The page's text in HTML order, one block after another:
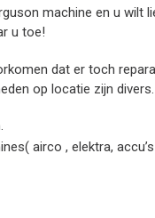
machine en u
u toe!
dat er toch
op locatie zijn
airco , elektra,